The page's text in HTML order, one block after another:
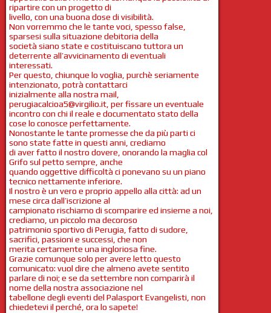
ripartire con un progetto di
livello, con una buona dose di visibilità.
Non vorremmo che le tante voci, spesso false,
sparsesi sulla situazione debitoria della
società siano state e costituiscano tuttora un
deterrente all’avvicinamento di eventuali
interessati.
Per questo, chiunque lo voglia, purchè seriamente
intenzionato, potrà contattarci
inizialmente alla nostra mail,
perugiacalcioa5@virgilio.it, per fissare un eventuale
incontro con chi il reale e documentato stato della
cose lo conosce perfettamente.
Nonostante le tante promesse che da più parti ci
sono state fatte in questi anni, crediamo
di aver fatto il nostro dovere, onorando la maglia col
Grifo sul petto sempre, anche
quando oggettive difficoltà ci ponevano su un piano
tecnico nettamente inferiore.
Il nostro è un vero e proprio appello alla città: ad un
mese circa dall’iscrizione al
campionato rischiamo di scomparire ed insieme a noi,
crediamo, un piccolo ma decoroso
patrimonio sportivo di Perugia, fatto di sudore,
sacrifici, passioni e successi, che non
merita certamente una ingloriosa fine.
Grazie comunque solo per avere letto questo
comunicato: vuol dire che almeno avete sentito
parlare di noi; e se da settembre non comparirà il
nome della nostra associazione nel
tabellone degli eventi del Palasport Evangelisti, non
chiedetevi il perché, ora lo sapete!